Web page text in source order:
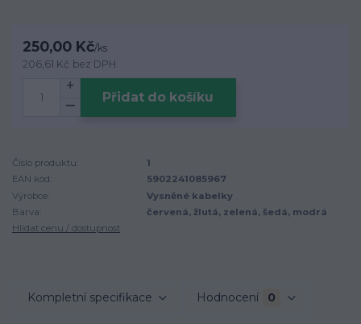
250,00 Kč/ks
206,61 Kč bez DPH
Přidat do košíku
Číslo produktu:
1
EAN kód:
5902241085967
Výrobce:
Vysněné kabelky
Barva:
červená, žlutá, zelená, šedá, modrá
Hlídat cenu / dostupnost
Kompletní specifikace Hodnocení 0